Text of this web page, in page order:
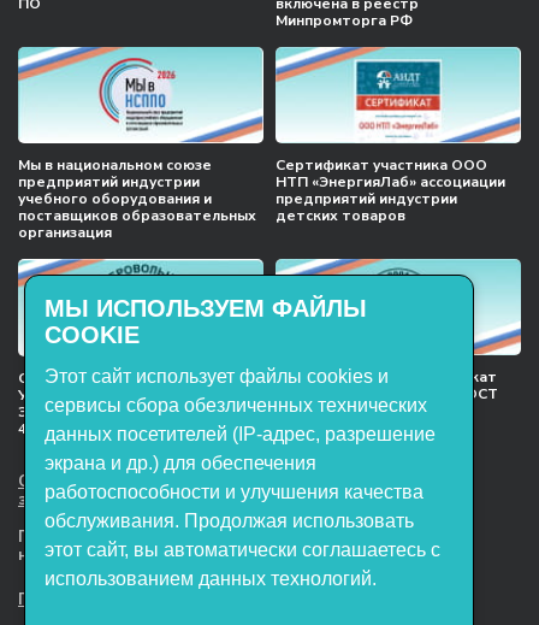
ПО
включена в реестр
Минпромторга РФ
Мы в национальном союзе
предприятий индустрии
учебного оборудования и
поставщиков образовательных
организация
Сертификат участника ООО
НТП «ЭнергияЛаб» ассоциации
предприятий индустрии
детских товаров
Сертификат соответствия
Учебное оборудование, марки
ЭнергияЛаб ТУ 32.99.53–001–
47627947–2021 Серийный выпуск
Международный сертификат
менеджмента качества ГОСТ
ISO 9001:2015
ООО НТП «ЭнергияЛаб». Все права
защищены.
Представленная на сайте информация
не является публичной офертой
Пользовательское соглашение
МЫ ИСПОЛЬЗУЕМ ФАЙЛЫ
COOKIE
Этот сайт использует файлы cookies и
сервисы сбора обезличенных технических
данных посетителей (IP-адрес, разрешение
экрана и др.) для обеспечения
работоспособности и улучшения качества
обслуживания. Продолжая использовать
этот сайт, вы автоматически соглашаетесь с
использованием данных технологий.